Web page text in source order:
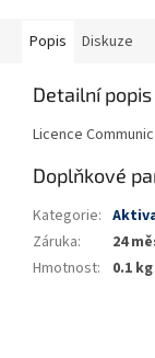
Popis Diskuze
Detailní
Licence
Doplňkové
Kategorie:
Záruka:
24
Hmotnost: 0.1 kg